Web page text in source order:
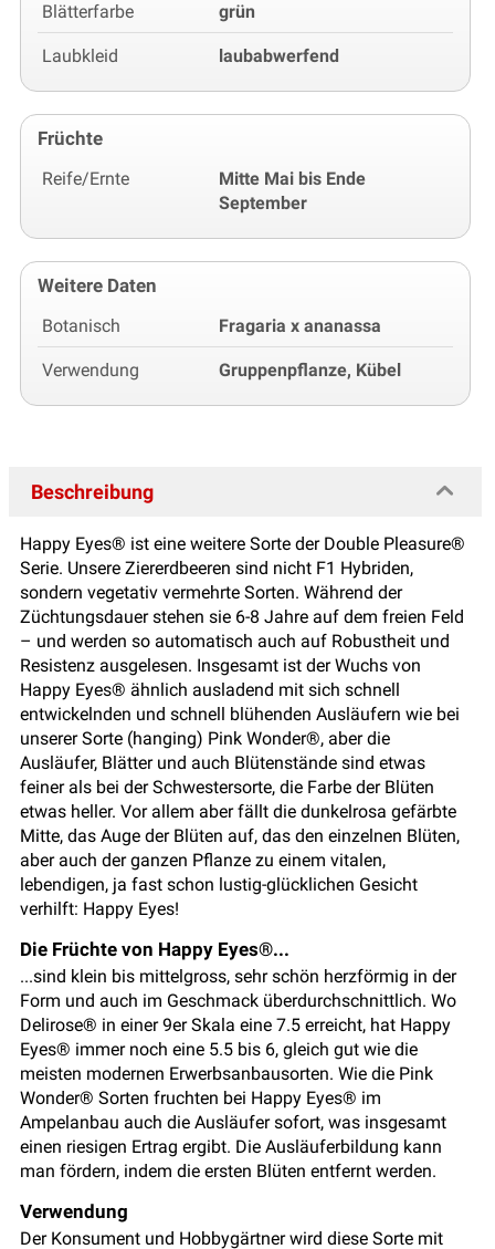
Blätterfarbe grün
Laubkleid laubabwerfend
Früchte
Reife/Ernte
Mitte Mai bis Ende
September
Weitere Daten
Botanisch Fragaria x ananassa
Verwendung Gruppenpflanze, Kübel
Beschreibung
Happy Eyes® ist eine weitere Sorte der Double Pleasure®
Serie. Unsere Ziererdbeeren sind nicht F1 Hybriden,
sondern vegetativ vermehrte Sorten. Während der
Züchtungsdauer stehen sie 6-8 Jahre auf dem freien Feld
– und werden so automatisch auch auf Robustheit und
Resistenz ausgelesen. Insgesamt ist der Wuchs von
Happy Eyes® ähnlich ausladend mit sich schnell
entwickelnden und schnell blühenden Ausläufern wie bei
unserer Sorte (hanging) Pink Wonder®, aber die
Ausläufer, Blätter und auch Blütenstände sind etwas
feiner als bei der Schwestersorte, die Farbe der Blüten
etwas heller. Vor allem aber fällt die dunkelrosa gefärbte
Mitte, das Auge der Blüten auf, das den einzelnen Blüten,
aber auch der ganzen Pflanze zu einem vitalen,
lebendigen, ja fast schon lustig-glücklichen Gesicht
verhilft: Happy Eyes!
Die Früchte von Happy Eyes®...
...sind klein bis mittelgross, sehr schön herzförmig in der
Form und auch im Geschmack überdurchschnittlich. Wo
Delirose® in einer 9er Skala eine 7.5 erreicht, hat Happy
Eyes® immer noch eine 5.5 bis 6, gleich gut wie die
meisten modernen Erwerbsanbausorten. Wie die Pink
Wonder® Sorten fruchten bei Happy Eyes® im
Ampelanbau auch die Ausläufer sofort, was insgesamt
einen riesigen Ertrag ergibt. Die Ausläuferbildung kann
man fördern, indem die ersten Blüten entfernt werden.
Verwendung
Der Konsument und Hobbygärtner wird diese Sorte mit